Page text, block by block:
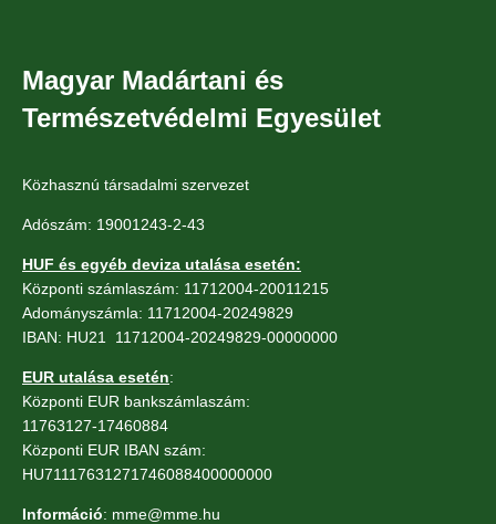
Magyar Madártani és
Természetvédelmi Egyesület
Közhasznú társadalmi szervezet
Adószám: 19001243-2-43
HUF és egyéb deviza utalása esetén:
Központi számlaszám: 11712004-20011215
Adományszámla: 11712004-20249829
IBAN: HU21 11712004-20249829-00000000
EUR utalása esetén:
Központi EUR bankszámlaszám:
11763127-17460884
Központi EUR IBAN szám:
HU71117631271746088400000000
Információ: mme@mme.hu